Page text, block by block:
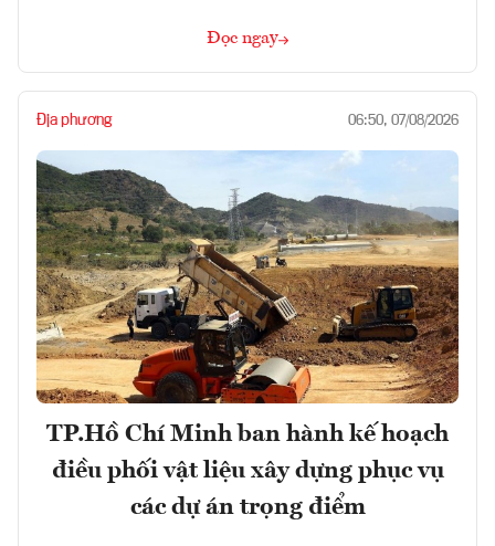
Đọc ngay
Địa phương 06:50, 07/08/2026
TP.Hồ Chí Minh ban hành kế hoạch
điều phối vật liệu xây dựng phục vụ
các dự án trọng điểm